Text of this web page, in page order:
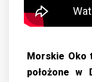
Morskie Oko
położone w